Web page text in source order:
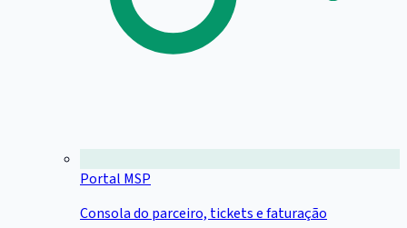
Portal MSP
Consola do parceiro, tickets e faturação